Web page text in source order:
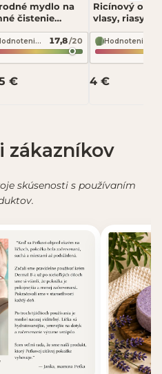
recenziu
po schválení.
mydlo na
čistenie
– sladká
vôňa 85 g –
Voňavý
Hodnotenie zloženia podľa INCI Beauty 17,8/20
€
Ricínový olej
vlasy, riasy a
– rast a
ml –
4 €
zákazníkov
skúsenosti s používaním